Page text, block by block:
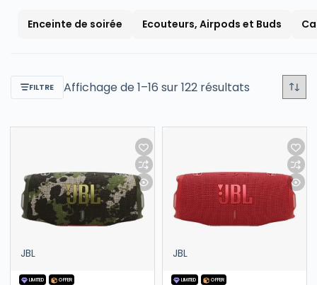
Enceinte de soirée Ecouteurs, Airpods et Buds
FILTRE Affichage de 1–16 sur 122 résultats
JBL
LIMITED OFFER
JBL
LIMITED OFFER